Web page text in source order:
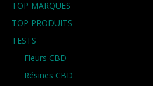
TOP MARQUES
TOP PRODUITS
TESTS
Fleurs CBD
Résines CBD